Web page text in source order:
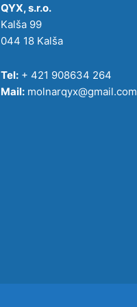
QYX, s.r.o.
Kalša 99
044 18 Kalša
Tel: + 421 908634 264
Mail: molnarqyx@gmail.com